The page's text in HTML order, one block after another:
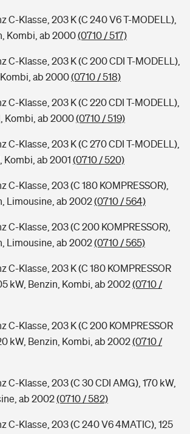
C-Klasse, 203 K (C 240 V6 T-MODELL),
Kombi, ab 2000(0710 / 517)
C-Klasse, 203 K (C 200 CDI T-MODELL),
ab 2000(0710 / 518)
C-Klasse, 203 K (C 220 CDI T-MODELL),
Kombi, ab 2000(0710 / 519)
C-Klasse, 203 K (C 270 CDI T-MODELL),
Kombi, ab 2001 (0710 / 520)
C-Klasse, 203 (C 180 KOMPRESSOR),
Limousine, ab 2002(0710 / 564)
C-Klasse, 203 (C 200 KOMPRESSOR),
Limousine, ab 2002(0710 / 565)
C-Klasse, 203 K (C 180 KOMPRESSOR
kW, Benzin, Kombi, ab 2002(0710 /
C-Klasse, 203 K (C 200 KOMPRESSOR
kW, Benzin, Kombi, ab 2002(0710 /
C-Klasse, 203 (C 30 CDI AMG), 170 kW,
ab 2002(0710 / 582)
C-Klasse, 203 (C 240 V6 4MATIC), 125